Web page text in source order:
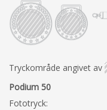
Tryckområde angivet av
Podium 50
Fototryck: